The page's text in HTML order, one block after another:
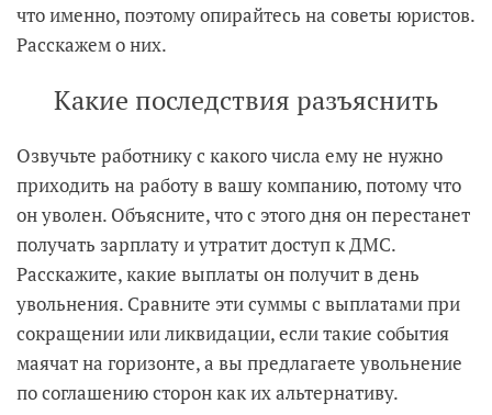
что именно, поэтому опирайтесь на советы юристов.
Расскажем о них.
Какие последствия разъяснить
Озвучьте работнику с какого числа ему не нужно
приходить на работу в вашу компанию, потому что
он уволен. Объясните, что с этого дня он перестанет
получать зарплату и утратит доступ к ДМС.
Расскажите, какие выплаты он получит в день
увольнения. Сравните эти суммы с выплатами при
сокращении или ликвидации, если такие события
маячат на горизонте, а вы предлагаете увольнение
по соглашению сторон как их альтернативу.